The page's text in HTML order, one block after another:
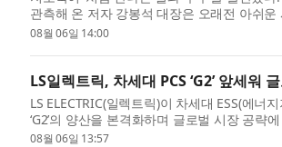
관측해 온 저자 강봉석 대장은 오래전 아쉬
경으로 별을 직접 보고도 기대만큼 감동...
08월 06일 14:00
LS일렉트릭, 차세대 PCS ‘G2’ 앞세워
LS ELECTRIC(일렉트릭)이 차세대 ESS(에너
‘G2’의 양산을 본격화하며 글로벌 시장 공략
안사업장 DC팩토리에서 구자균 회장을 비롯
08월 06일 13:57